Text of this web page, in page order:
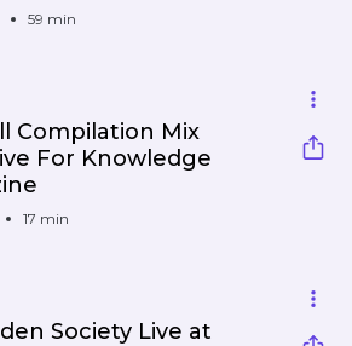
59 min
Compilation Mix
For Knowledge
17 min
Society Live at